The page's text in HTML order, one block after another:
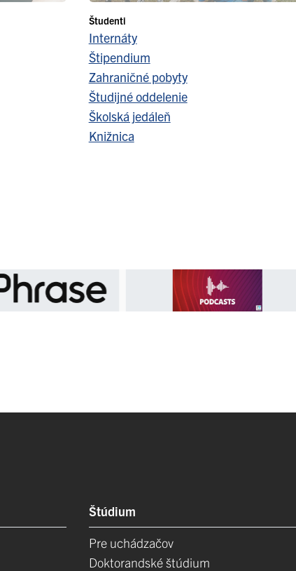
Študenti
Internáty
Štipendium
Zahraničné pobyty
Študijné oddelenie
Školská jedáleň
Knižnica
Štúdium
Pre uchádzačov
Doktorandské štúdium